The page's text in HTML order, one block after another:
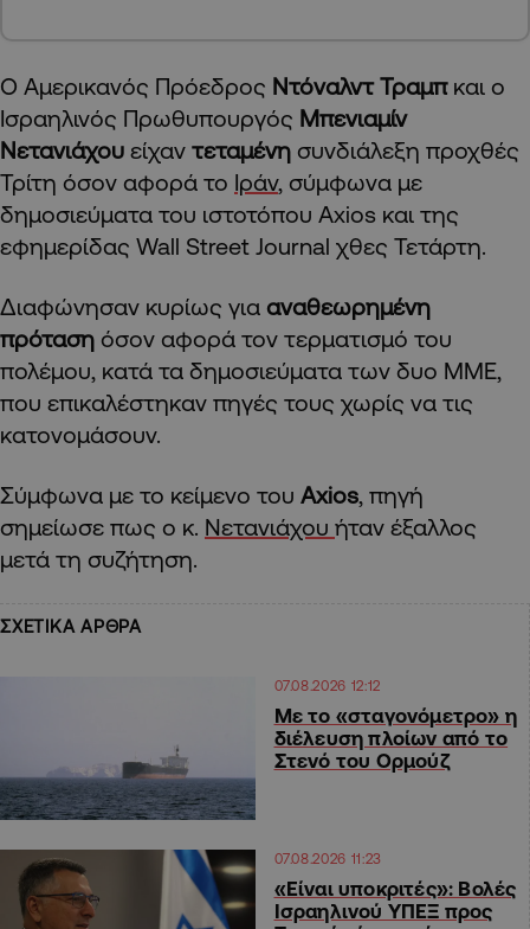
Ο Αμερικανός Πρόεδρος Ντόναλντ Τραμπκαι ο
Ισραηλινός Πρωθυπουργός Μπενιαμίν
Νετανιάχου είχαν τεταμένη συνδιάλεξη προχθές
Τρίτη όσον αφορά το Ιράν, σύμφωνα με
δημοσιεύματα του ιστοτόπου Axios και της
εφημερίδας Wall Street Journal χθες Τετάρτη.
Διαφώνησαν κυρίως για αναθεωρημένη
πρόταση όσον αφορά τον τερματισμό του
πολέμου, κατά τα δημοσιεύματα των δυο ΜΜΕ,
που επικαλέστηκαν πηγές τους χωρίς να τις
κατονομάσουν.
Σύμφωνα με το κείμενο του Axios, πηγή
σημείωσε πως ο κ. Νετανιάχου ήταν έξαλλος
μετά τη συζήτηση.
ΣΧΕΤΙΚΑ ΑΡΘΡΑ
07.08.2026 12:12
Με το «σταγονόμετρο» η
διέλευση πλοίων από το
Στενό του Ορμούζ
07.08.2026 11:23
«Είναι υποκριτές»: Βολές
Ισραηλινού ΥΠΕΞ προς